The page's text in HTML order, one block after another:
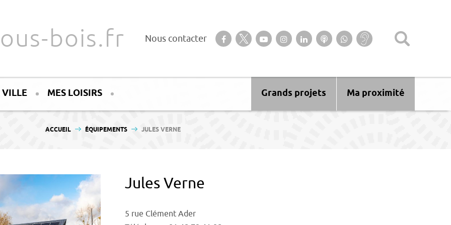
bois.fr Nous contacter Suivez-nous sur notre page Facebook
Suivez-nous sur Twitter
Suivez-nous sur YouTube
Suivez-nous sur Instagram
Retrouvez-nous sur Linkedin
Ecoutez nos Podcasts
Suivez-nous sur
WhatsApp
Baisse
d’audition ?
MES LOISIRS Ma proximité
Grands projets
VOUS ÊTES ICI :
ACCUEIL ÉQUIPEMENTS JULES VERNE
Jules Verne
5 rue Clément Ader